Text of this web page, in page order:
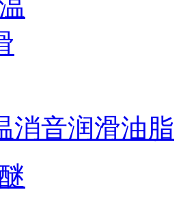
消音润滑油脂